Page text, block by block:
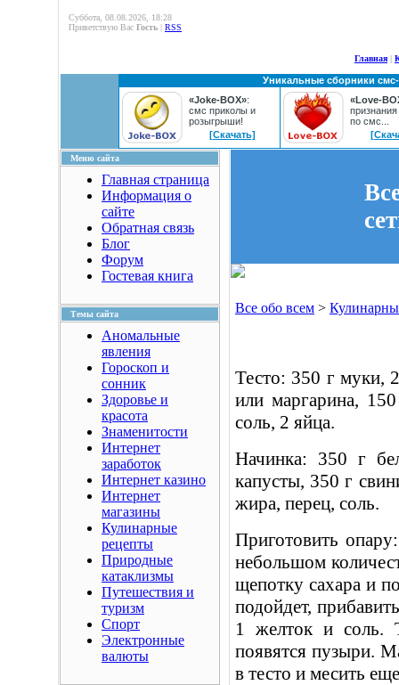
Суббота, 08.08.2026, 18:28
Приветствую Вас Гость | RSS
Главная |
Уникальные сборники
«Joke-BOX»:
смс приколы и
розыгрыши!
[Скачать]
«Love-
по смс...
Меню сайта
Главная страница
Информация о
сайте
Обратная связь
Блог
Форум
Гостевая книга
Темы сайта
Аномальные
явления
Гороскоп и
сонник
Здоровье и
красота
Знаменитости
Интернет
заработок
Интернет казино
Интернет
магазины
Кулинарные
рецепты
Природные
катаклизмы
Путешествия и
туризм
Спорт
Электронные
валюты
Все обо всем >
Тесто: 350 г муки,
или маргарина,
соль, 2 яйца.
Начинка: 350 г
капусты, 350 г
жира, перец, соль.
Приготовить
небольшом
щепотку сахара и
подойдет,
1 желток и соль.
появятся пузыри.
в тесто и месить